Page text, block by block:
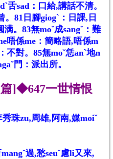
舌sad：口給,講話不清。
81日腳giogˋ：日課,日
。83無moˇ成sangˇ：難
唔係me：簡略語,唔係m
不對。85無moˇ恁anˋ地n
門：派出所。
]◆647一世情恨
珠zu,周雄,阿南,媒moiˇ
過,愁seuˇ慮li又來,